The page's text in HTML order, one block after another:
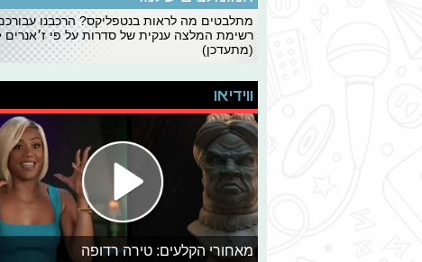
מתלבטים מה לראות בנטפליקס? הרכבנו
רשימת המלצה ענקית של סדרות על פי ז׳אנרים
(מתעדכן)
ווידיאו
מאחורי הקלעים: טירה רדופה